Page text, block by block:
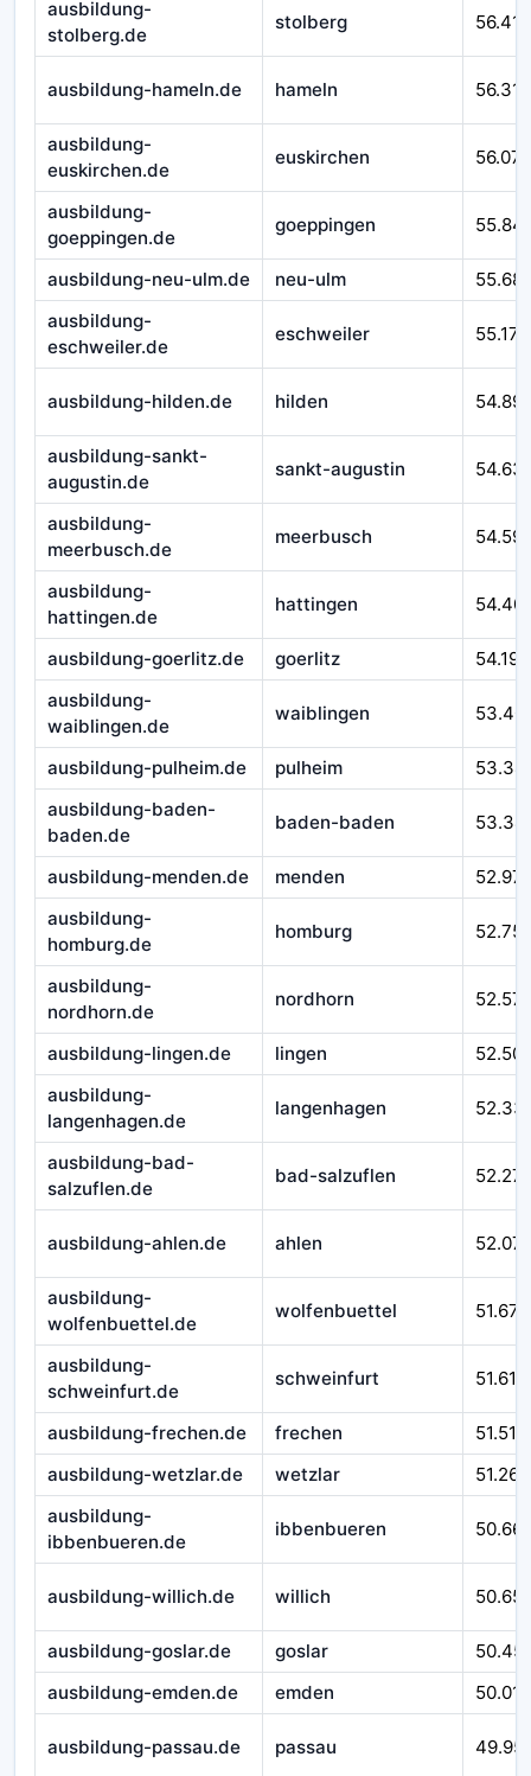
ausbildung-
stolberg.de
stolberg 56.414
ausbildung-hameln.de hameln 56.310
ausbildung-
euskirchen.de
euskirchen 56.077
ausbildung-
goeppingen.de
goeppingen
ausbildung-neu-ulm.de neu-ulm
ausbildung-
eschweiler.de
eschweiler 55.171
ausbildung-hilden.de hilden
ausbildung-sankt-
augustin.de
sankt-augustin 54.631
ausbildung-
meerbusch.de
meerbusch
ausbildung-
hattingen.de
hattingen
ausbildung-goerlitz.de goerlitz
54.193
ausbildung-
waiblingen.de
waiblingen
ausbildung-pulheim.de pulheim
ausbildung-baden-
baden.de
baden-baden
ausbildung-menden.de menden
ausbildung-
homburg.de
homburg
ausbildung-
nordhorn.de
nordhorn
ausbildung-lingen.de lingen
ausbildung-
langenhagen.de
langenhagen
ausbildung-bad-
salzuflen.de
bad-salzuflen
ausbildung-ahlen.de ahlen
ausbildung-
wolfenbuettel.de
wolfenbuettel 51.670
ausbildung-
schweinfurt.de
schweinfurt 51.610
ausbildung-frechen.de frechen
51.510
ausbildung-wetzlar.de
wetzlar
51.262
ausbildung-
ibbenbueren.de
ibbenbueren
ausbildung-willich.de willich
ausbildung-goslar.de goslar
ausbildung-emden.de
emden 50.016
ausbildung-passau.de passau